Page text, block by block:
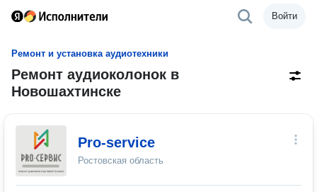
Войти
Ремонт и установка аудиотехники
Ремонт аудиоколонок в
Новошахтинске
Pro-service
Ростовская область